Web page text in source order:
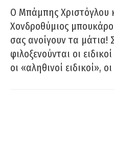
O Μπάμπης Χριστόγλου
Χονδροθύμιος
σας ανοίγουν τα μάτια!
φιλοξενούνται οι
οι «αληθινοί ειδικοί»,